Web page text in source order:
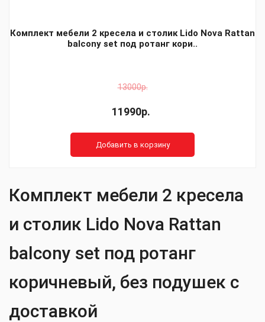
Комплект мебели 2 кресела и столик Lido Nova Rattan
balcony set под ротанг кори..
13000р.
11990р.
Добавить в корзину
Комплект мебели 2 кресела
и столик Lido Nova Rattan
balcony set под ротанг
коричневый, без подушек с
доставкой